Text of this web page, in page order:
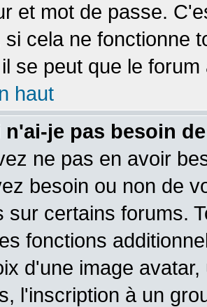
et mot de passe.
si cela ne fonctionne
se peut que le
haut
n'ai-je pas besoin
ne pas en avoir
besoin ou non de
sur certains forums.
fonctions
d'une image
l'inscription à un